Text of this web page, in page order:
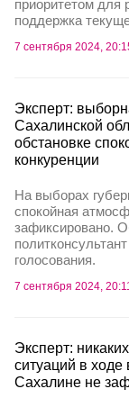
приоритетом для
поддержка
7 сентября 2024,
Эксперт:
Сахалинской
обстановке
конкуренции
На выборах
спокойная
зафиксировано.
голосования.
7 сентября 2024, 20:11
Эксперт:
ситуаций в
Сахалине не